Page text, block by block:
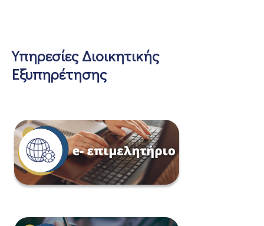
Υπηρεσίες Διοικητικής
Εξυπηρέτησης